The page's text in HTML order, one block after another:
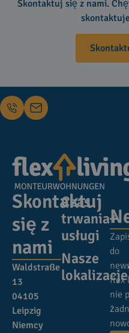
Skontaktuj się z nami.
Skontaktuj
się z
nami
Waldstraße
13
04105
Leipzig
Niemcy
Czas
trwania
usługi
Nasze
lokalizacje
do
flex
nie